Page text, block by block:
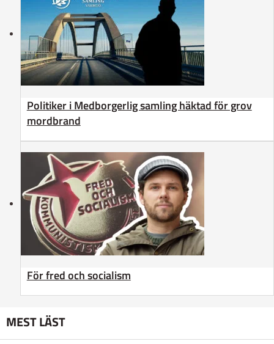
Politiker i Medborgerlig samling häktad för grov
mordbrand
För fred och socialism
MEST LÄST